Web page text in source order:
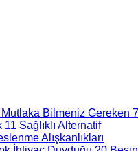
Bilmeniz Gereken
Sağlıklı Alternatif
Alışkanlıkları